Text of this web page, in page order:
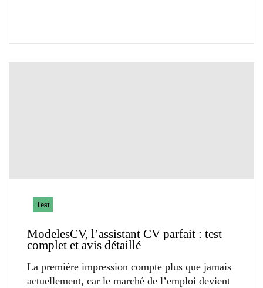
Test
ModelesCV, l’assistant CV parfait : test
complet et avis détaillé
La première impression compte plus que jamais
actuellement, car le marché de l’emploi devient